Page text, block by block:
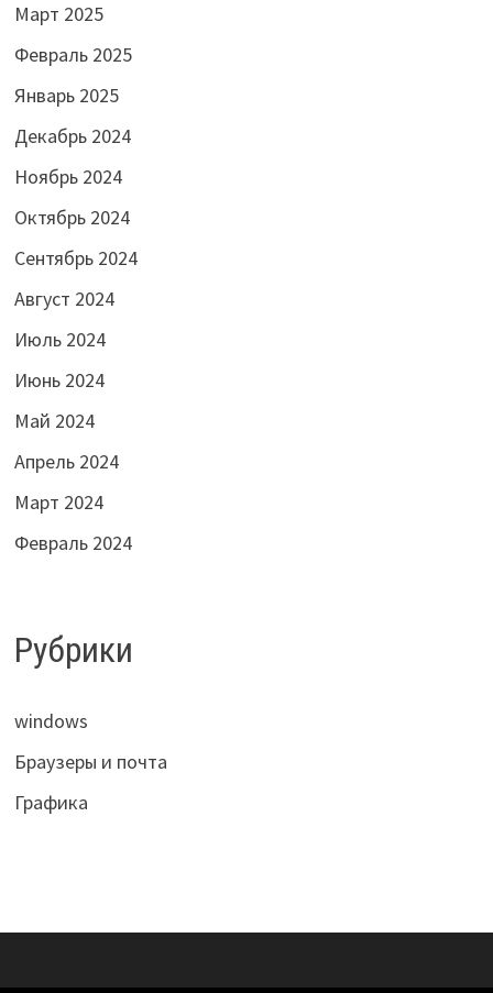
Март 2025
Февраль 2025
Январь 2025
Декабрь 2024
Ноябрь 2024
Октябрь 2024
Сентябрь 2024
Август 2024
Июль 2024
Июнь 2024
Май 2024
Апрель 2024
Март 2024
Февраль 2024
Рубрики
windows
Браузеры и почта
Графика